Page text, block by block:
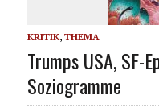
KRITIK, THEMA
Trumps USA, SF-
Soziogramme